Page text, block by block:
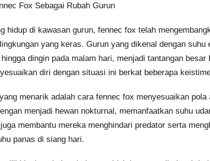
Fox Sebagai Rubah Gurun
hidup di kawasan gurun, fennec fox telah
yang keras. Gurun yang dikenal dengan
dingin pada malam hari, menjadi tantangan
diri dengan situasi ini berkat beberapa
menarik adalah cara fennec fox menyesuaikan
menjadi hewan nokturnal, memanfaatkan suhu
membantu mereka menghindari predator serta
panas di siang hari.